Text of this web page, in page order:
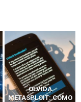
CÓMO LOS HACKERS
INTERCEPTAN OTPS